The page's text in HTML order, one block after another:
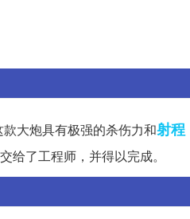
大炮具有极强的杀伤力和射程
了工程师，并得以完成。